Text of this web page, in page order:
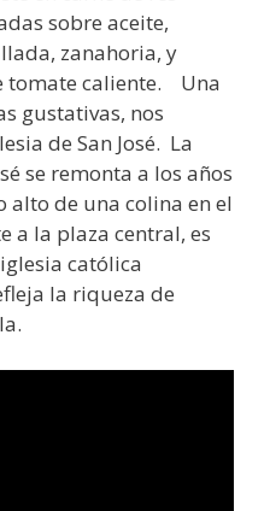
sobre aceite,
zanahoria, y
tomate caliente. Una
gustativas, nos
de San José. La
se remonta a los años
alto de una colina en el
a la plaza central, es
católica
la riqueza de